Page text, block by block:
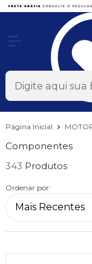
Página Inicial
Componentes
343
Ordenar por: